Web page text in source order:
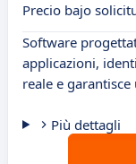
Precio bajo
Software
applicazioni,
reale e
Più dettagli